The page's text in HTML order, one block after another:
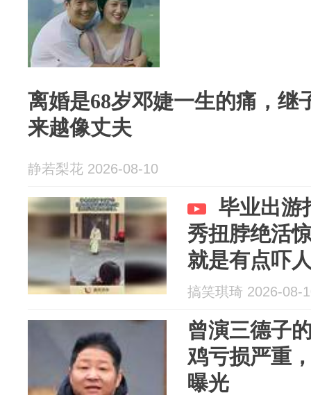
离婚是68岁邓婕一生的痛，继
来越像丈夫
静若梨花 2026-08-10
毕业出游
秀扭脖绝活
就是有点吓
搞笑琪琦 2026-08-
曾演三德子
鸡亏损严重
曝光